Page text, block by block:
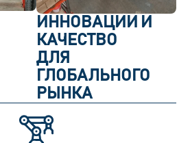
ИННОВАЦИИ И
КАЧЕСТВО
ДЛЯ
ГЛОБАЛЬНОГО
РЫНКА